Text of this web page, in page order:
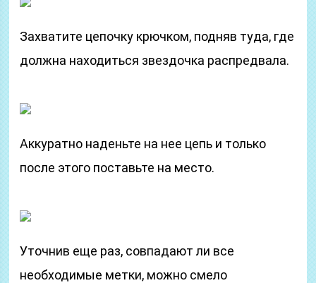
Захватите цепочку крючком, подняв туда, где
должна находиться звездочка распредвала.
Аккуратно наденьте на нее цепь и только
после этого поставьте на место.
Уточнив еще раз, совпадают ли все
необходимые метки, можно смело